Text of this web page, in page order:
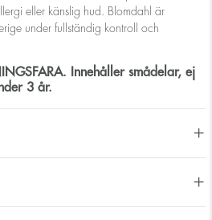
eller känslig hud. Blomdahl är
under fullständig kontroll och
Innehåller smådelar, ej
3 år.